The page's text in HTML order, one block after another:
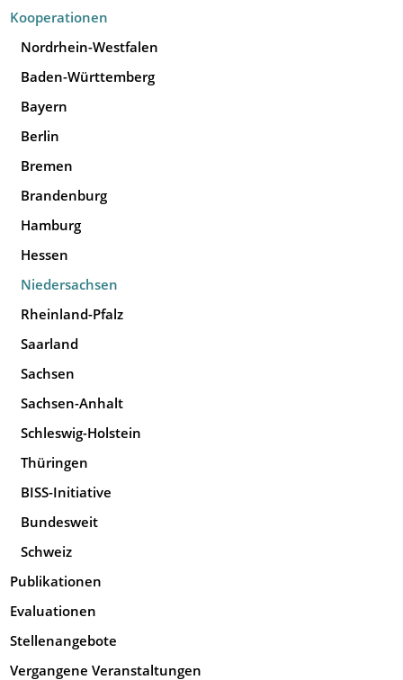
Kooperationen
Nordrhein-Westfalen
Baden-Württemberg
Bayern
Berlin
Bremen
Brandenburg
Hamburg
Hessen
Niedersachsen
Rheinland-Pfalz
Saarland
Sachsen
Sachsen-Anhalt
Schleswig-Holstein
Thüringen
BISS-Initiative
Bundesweit
Schweiz
Publikationen
Evaluationen
Stellenangebote
Vergangene Veranstaltungen